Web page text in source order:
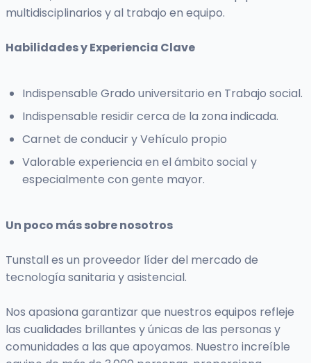
multidisciplinarios y al trabajo en equipo.
Habilidades y Experiencia Clave
Indispensable Grado universitario en Trabajo social.
Indispensable residir cerca de la zona indicada.
Carnet de conducir y Vehículo propio
Valorable experiencia en el ámbito social y
especialmente con gente mayor.
Un poco más sobre nosotros
Tunstall es un proveedor líder del mercado de
tecnología sanitaria y asistencial.
Nos apasiona garantizar que nuestros equipos refleje
las cualidades brillantes y únicas de las personas y
comunidades a las que apoyamos. Nuestro increíble